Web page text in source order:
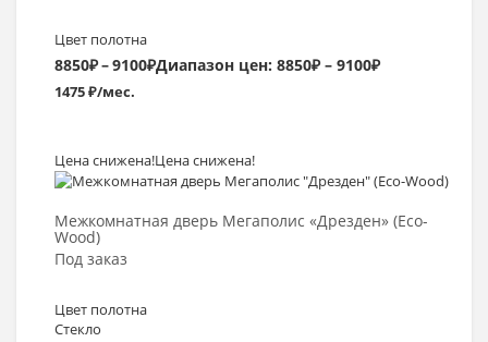
Цвет полотна
8850₽–9100₽Диапазон цен: 8850₽ – 9100₽
1475 ₽/мес.
Цена снижена!Цена снижена!
Межкомнатная дверь Мегаполис «Дрезден» (Eco-
Wood)
Под заказ
Цвет полотна
Стекло
Выбрать >